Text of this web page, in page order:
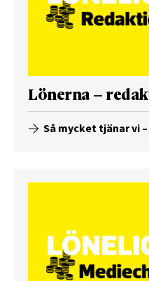
Lönerna –
Så mycket tjänar vi